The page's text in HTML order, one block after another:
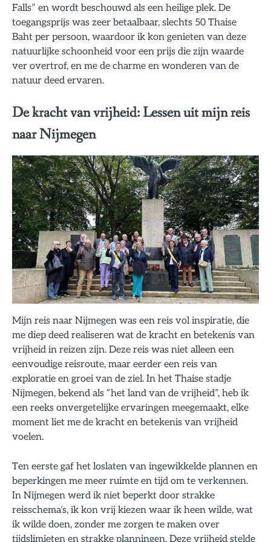
Falls” en wordt beschouwd als een heilige plek. De
toegangsprijs was zeer betaalbaar, slechts 50 Thaise
Baht per persoon, waardoor ik kon genieten van deze
natuurlijke schoonheid voor een prijs die zijn waarde
ver overtrof, en me de charme en wonderen van de
natuur deed ervaren.
De kracht van vrijheid: Lessen uit mijn reis
naar Nijmegen
Mijn reis naar Nijmegen was een reis vol inspiratie, die
me diep deed realiseren wat de kracht en betekenis van
vrijheid in reizen zijn. Deze reis was niet alleen een
eenvoudige reisroute, maar eerder een reis van
exploratie en groei van de ziel. In het Thaise stadje
Nijmegen, bekend als “het land van de vrijheid”, heb ik
een reeks onvergetelijke ervaringen meegemaakt, elke
moment liet me de kracht en betekenis van vrijheid
voelen.
Ten eerste gaf het loslaten van ingewikkelde plannen en
beperkingen me meer ruimte en tijd om te verkennen.
In Nijmegen werd ik niet beperkt door strakke
reisschema’s, ik kon vrij kiezen waar ik heen wilde, wat
ik wilde doen, zonder me zorgen te maken over
tijdslimieten en strakke planningen. Deze vrijheid stelde